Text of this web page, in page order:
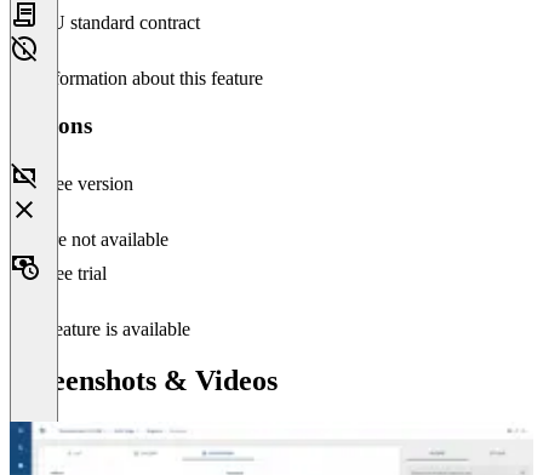
EU standard contract
No information about this feature
Versions
Free version
Feature not available
Free trial
This feature is available
Screenshots & Videos